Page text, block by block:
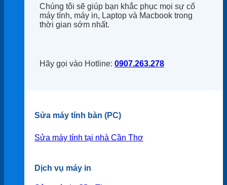
Chúng tôi sẽ giúp bạn khắc phục mọi sự cố
máy tính, máy in, Laptop và Macbook trong
thời gian sớm nhất.
Hãy gọi vào Hotline: 0907.263.278
Sửa máy tính bàn (PC)
Sửa máy tính tại nhà Cần Thơ
Dịch vụ máy in